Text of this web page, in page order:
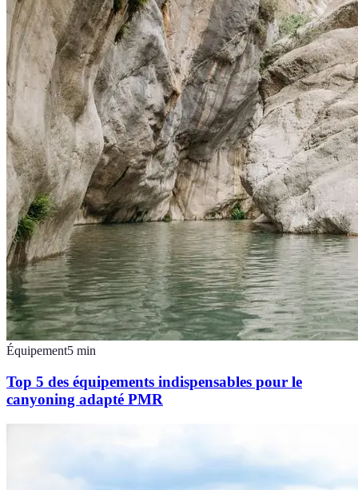
Équipement5 min
Top 5 des équipements indispensables pour le
canyoning adapté PMR